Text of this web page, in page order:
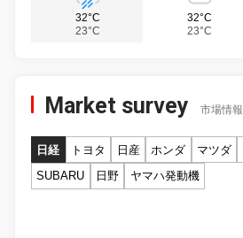
32°C
23°C
32°C
23°C
Market survey 市場情報
日経 トヨタ 日産 ホンダ マツダ
SUBARU
日野 ヤマハ発動機